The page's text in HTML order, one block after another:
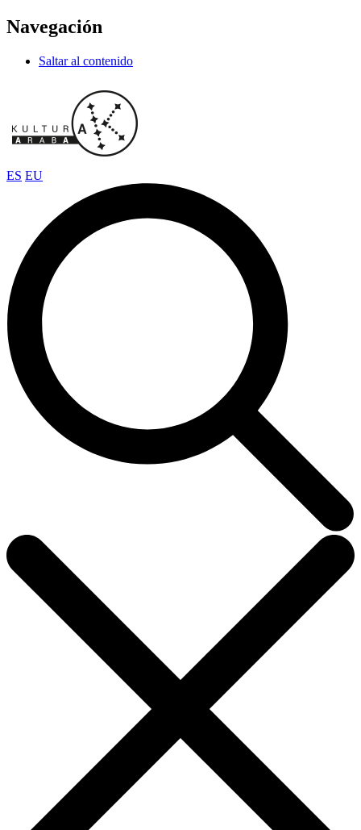
Navegación
Saltar al contenido
ES EU